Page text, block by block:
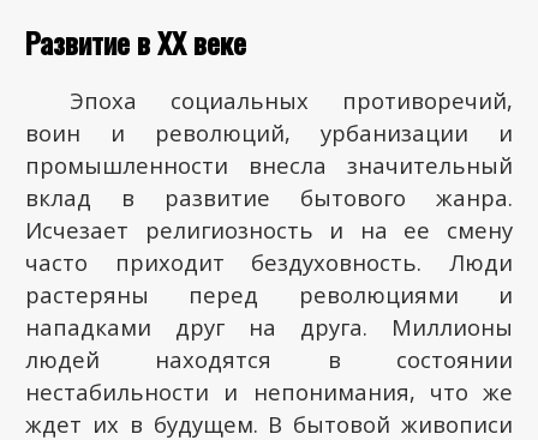
Развитие в ХХ веке
Эпоха социальных противоречий,
воин и революций, урбанизации и
промышленности внесла значительный
вклад в развитие бытового жанра.
Исчезает религиозность и на ее смену
часто приходит бездуховность. Люди
растеряны перед революциями и
нападками друг на друга. Миллионы
людей находятся в состоянии
нестабильности и непонимания, что же
ждет их в будущем. В бытовой живописи